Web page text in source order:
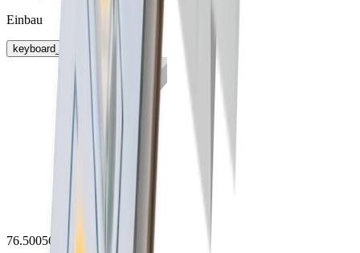
Einbau
keyboard_arrow_right
76.50056.50